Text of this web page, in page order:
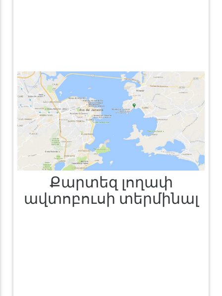
Քարտեզ լողափ
ավտոբուսի տերմինալ